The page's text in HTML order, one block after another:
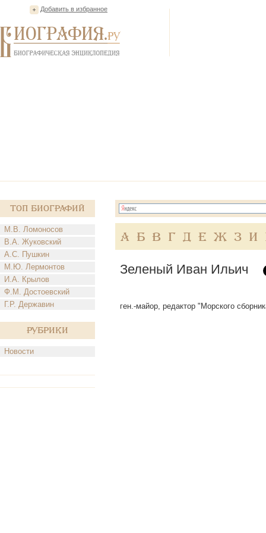
Добавить в избранное
Топ Биографий
М.В. Ломоносов
В.А. Жуковский
А.С. Пушкин
М.Ю. Лермонтов
И.А. Крылов
Ф.М. Достоевский
Г.Р. Державин
Рубрики
Новости
А Б В Г Д Е Ж З И
Зеленый Иван Ильич
ген.-майор, редактор "Морского